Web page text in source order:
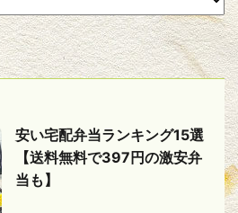
安い宅配弁当ランキング15選
【送料無料で397円の激安弁
当も】